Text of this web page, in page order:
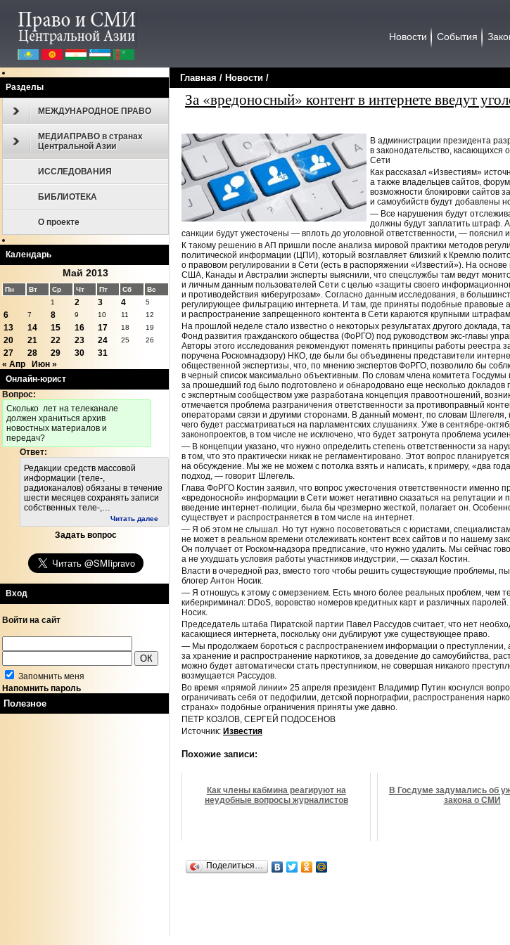
Новости События
Разделы
МЕЖДУНАРОДНОЕ ПРАВО
МЕДИАПРАВО в странах
Центральной Азии
ИССЛЕДОВАНИЯ
БИБЛИОТЕКА
О проекте
Календарь
Май 2013
Пн Вт Ср Чт Пт Сб
Вс
1
2 3 4 5
6 7 8 9 10 11 12
13 14 15 16 17 18 19
20 21 22 23 24 25 26
27 28 29 30
31
« Апр
Июн »
Онлайн-юрист
Вопрос:
Cколько лет на телеканале
должен храниться архив
новостных материалов и
передач?
Ответ:
Редакции средств массовой
информации (теле-,
радиоканалов) обязаны в течение
шести месяцев сохранять записи
собственных теле-,…
Читать далее
Задать вопрос
Вход
Войти на сайт
Запомнить меня
Напомнить пароль
Полезное
Главная / Новости /
За «вредоносный» контент в интернете введут
В администрации президента
в законодательство, касающихся
Сети
Как рассказал «Известиям»
а также владельцев сайтов,
возможности блокировки сайтов
и самоубийств будут добавлены
— Все нарушения будут
должны будут заплатить штраф.
санкции будут ужесточены — вплоть до уголовной ответственности, — пояснил
К такому решению в АП пришли после анализа мировой практики методов
политической информации (ЦПИ), который возглавляет близкий к Кремлю
о правовом регулировании в Сети (есть в распоряжении «Известий»). На
США, Канады и Австралии эксперты выяснили, что спецслужбы там ведут
и личным данным пользователей Сети с целью «защиты своего
и противодействия киберугрозам». Согласно данным исследования, в
регулирующее фильтрацию интернета. И там, где приняты подобные правовые
и распространение запрещенного контента в Сети караются крупными
На прошлой неделе стало известно о некоторых результатах другого доклада,
Фонд развития гражданского общества (ФоРГО) под руководством экс-главы
Авторы этого исследования рекомендуют поменять принципы работы реестра
поручена Роскомнадзору) НКО, где были бы объединены представители
общественной экспертизы, что, по мнению экспертов ФоРГО, позволило бы
в черный список максимально объективным. По словам члена комитета
за прошедший год было подготовлено и обнародовано еще несколько
с экспертным сообществом уже разработана концепция правоотношений,
отмечается проблема разграничения ответственности за противоправный
операторами связи и другими сторонами. В данный момент, по словам
чего будет рассматриваться на парламентских слушаниях. Уже в сентябре-
законопроектов, в том числе не исключено, что будет затронута проблема
— В концепции указано, что нужно определить степень ответственности за
в том, что это практически никак не регламентировано. Этот вопрос
на обсуждение. Мы же не можем с потолка взять и написать, к примеру, «два
подход, — говорит Шлегель.
Глава ФоРГО Костин заявил, что вопрос ужесточения ответственности именно
«вредоносной» информации в Сети может негативно сказаться на репутации и
введение интернет-полиции, была бы чрезмерно жесткой, полагает он.
существует и распространяется в том числе на интернет.
— Я об этом не слышал. Но тут нужно посоветоваться с юристами,
не может в реальном времени отслеживать контент всех сайтов и по нашему
Он получает от Роском-надзора предписание, что нужно удалить. Мы сейчас
а не ухудшать условия работы участников индустрии, — сказал Костин.
Власти в очередной раз, вместо того чтобы решить существующие проблемы,
блогер Антон Носик.
— Я отношусь к этому с омерзением. Есть много более реальных проблем, чем
киберкриминал: DDoS, воровство номеров кредитных карт и различных
Носик.
Председатель штаба Пиратской партии Павел Рассудов считает, что нет
касающиеся интернета, поскольку они дублируют уже существующее право.
— Мы продолжаем бороться с распространением информации о преступлении,
за хранение и распространение наркотиков, за доведение до самоубийства,
можно будет автоматически стать преступником, не совершая никакого
возмущается Рассудов.
Во время «прямой линии» 25 апреля президент Владимир Путин коснулся
ограничивать себя от педофилии, детской порнографии, распространения
странах» подобные ограничения приняты уже давно.
ПЕТР КОЗЛОВ, СЕРГЕЙ ПОДОСЕНОВ
Источник: Известия
Похожие записи:
Как члены кабмина реагируют на
неудобные вопросы журналистов
В Госдуме задумались об
закона о СМИ
Поделиться…